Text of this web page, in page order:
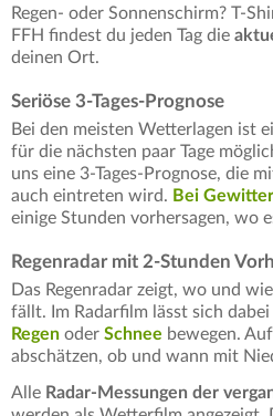
Regen- oder Sonnenschirm? T-
FFH findest du jeden Tag die
deinen Ort.
Seriöse 3-Tages-Prognose
Bei den meisten Wetterlagen ist
für die nächsten paar Tage
uns eine 3-Tages-Prognose, die
auch eintreten wird. Bei
einige Stunden vorhersagen, wo
Regenradar mit 2-Stunden
Das Regenradar zeigt, wo und
fällt. Im Radarfilm lässt sich
Regen oder Schnee bewegen.
abschätzen, ob und wann mit
Alle Radar-Messungen der